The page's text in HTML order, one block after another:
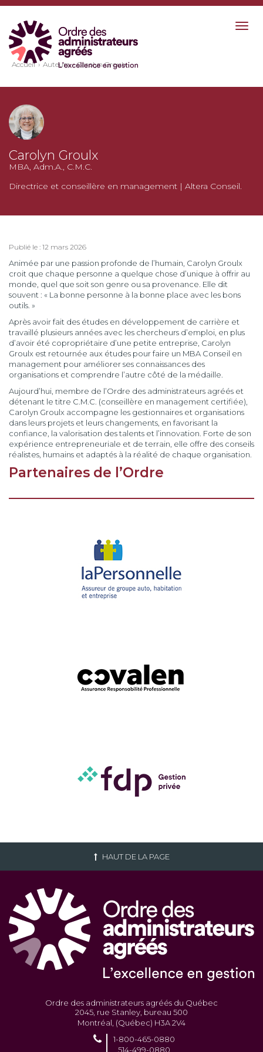
Accueil Auteurs Carolyn Groulx
Carolyn Groulx
MBA, Adm.A., C.M.C.
Directrice et conseillère en management | Altera Conseil.
Publié le : 12 mars 2026
Animée par une passion profonde de l’humain, Carolyn Groulx
croit que chaque personne a quelque chose d’unique à offrir au
monde, quel que soit son genre ou sa provenance. Elle dit
souvent : « La bonne personne à la bonne place avec les bons
outils. »
Après avoir fait des études en développement de carrière et
travaillé plusieurs années avec les chercheurs d’emploi, en plus
d’avoir été copropriétaire d’une petite entreprise, Carolyn
Groulx est retournée aux études pour faire un MBA Conseil en
management pour améliorer ses connaissances des
organisations et comprendre l’autre côté de la médaille.
Aujourd’hui, membre de l’Ordre des administrateurs agréés et
détenant le titre C.M.C. (conseillère en management certifiée),
Carolyn Groulx accompagne les gestionnaires et organisations
dans leurs projets et leurs changements, en favorisant la
confiance, la valorisation des talents et l’innovation. Forte de son
expérience entrepreneuriale et de terrain, elle offre des conseils
réalistes, humains et adaptés à la réalité de chaque organisation.
Partenaires de l’Ordre
HAUT DE LA PAGE
Ordre des administrateurs agréés du Québec
2045, rue Stanley, bureau 500
Montréal, (Québec) H3A 2V4
1-800-465-0880
514-499-0880